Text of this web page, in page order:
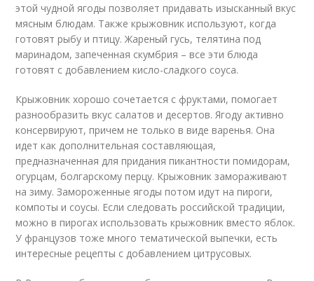
этой чудной ягоды позволяет придавать изысканный вкус
мясным блюдам. Также крыжовник используют, когда
готовят рыбу и птицу. Жареный гусь, телятина под
маринадом, запеченная скумбрия – все эти блюда
готовят с добавлением кисло-сладкого соуса.
Крыжовник хорошо сочетается с фруктами, помогает
разнообразить вкус салатов и десертов. Ягоду активно
консервируют, причем не только в виде варенья. Она
идет как дополнительная составляющая,
предназначенная для придания пикантности помидорам,
огурцам, болгарскому перцу. Крыжовник замораживают
на зиму. Замороженные ягоды потом идут на пироги,
компоты и соусы. Если следовать российской традиции,
можно в пирогах использовать крыжовник вместо яблок.
У французов тоже много тематической выпечки, есть
интересные рецепты с добавлением цитрусовых.